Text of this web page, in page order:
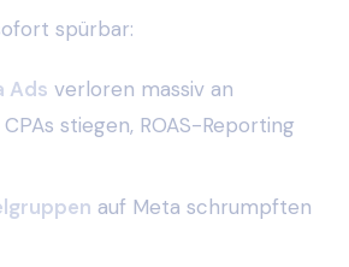
spürbar:
Ads verloren massiv an
stiegen, ROAS-Reporting
auf Meta schrumpften